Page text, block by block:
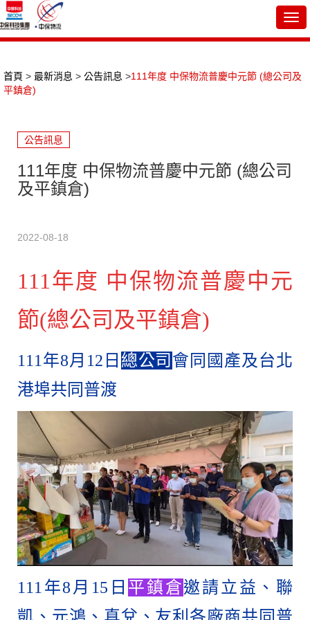
首頁 > 最新消息 > 公告訊息 >111年度 中保物流普慶中元節 (總公司及
平鎮倉)
公告訊息
111年度 中保物流普慶中元節 (總公司
及平鎮倉)
2022-08-18
111年度 中保物流普慶中元
節(總公司及平鎮倉)
111年8月12日 總公司 會同國產及台北
港埠共同普渡
111年8月15日 平鎮倉邀請立益、聯